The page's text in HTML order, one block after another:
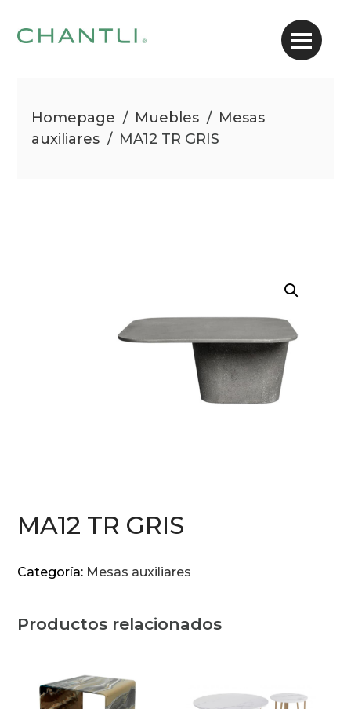
Homepage / Muebles / Mesas
auxiliares / MA12 TR GRIS
MA12 TR GRIS
Categoría: Mesas auxiliares
Productos relacionados